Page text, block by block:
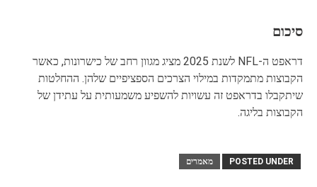
סיכום
דראפט ה-NFL לשנת 2025 מציג מגוון רחב של כישרונות, כאשר
הקבוצות מתמקדות במילוי הצרכים הספציפיים שלהן. ההחלטות
שיתקבלו בדראפט זה עשויות להשפיע משמעותית על עתידן של
הקבוצות בליגה.
POSTED UNDER מאמרים